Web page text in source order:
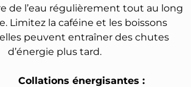
de l’eau régulièrement tout au long
Limitez la caféine et les boissons
peuvent entraîner des chutes
d’énergie plus tard.
Collations énergisantes :